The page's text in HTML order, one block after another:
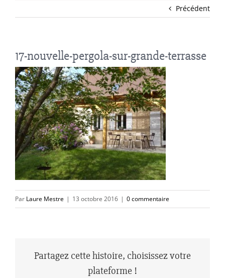
Précédent
17-nouvelle-pergola-sur-grande-terrasse
Par Laure Mestre | 13 octobre 2016 | 0 commentaire
Partagez cette histoire, choisissez votre
plateforme !